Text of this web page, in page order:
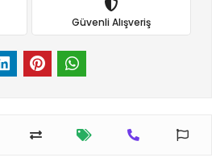
Güvenli Alışveriş